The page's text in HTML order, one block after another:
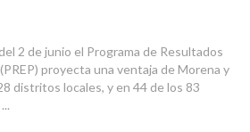
2 de junio el Programa de Resultados
proyecta una ventaja de Morena y
distritos locales, y en 44 de los 83